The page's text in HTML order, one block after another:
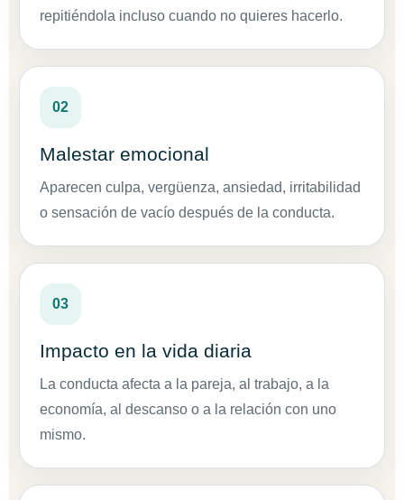
repitiéndola incluso cuando no quieres hacerlo.
02
Malestar emocional
Aparecen culpa, vergüenza, ansiedad, irritabilidad
o sensación de vacío después de la conducta.
03
Impacto en la vida diaria
La conducta afecta a la pareja, al trabajo, a la
economía, al descanso o a la relación con uno
mismo.